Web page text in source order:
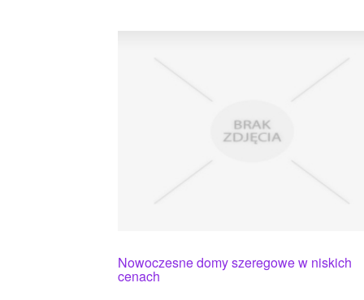
Nowoczesne domy szeregowe w niskich
cenach